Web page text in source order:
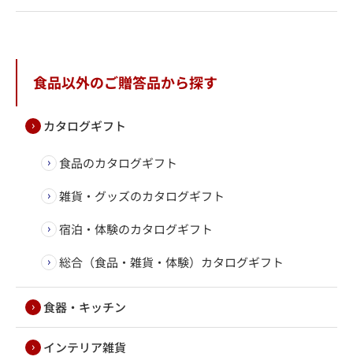
食品以外のご贈答品から探す
カタログギフト
食品のカタログギフト
雑貨・グッズのカタログギフト
宿泊・体験のカタログギフト
総合（食品・雑貨・体験）カタログギフト
食器・キッチン
インテリア雑貨